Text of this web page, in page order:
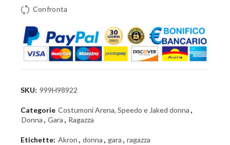
Confronta
SKU: 999H98922
Categorie Costumoni Arena, Speedo e Jaked donna ,
Donna , Gara , Ragazza
Etichette: Akron , donna , gara , ragazza